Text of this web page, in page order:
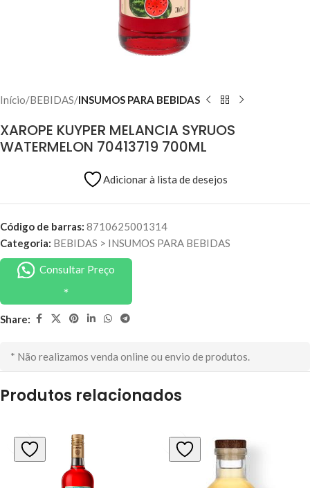
Início BEBIDAS INSUMOS PARA BEBIDAS
XAROPE KUYPER MELANCIA SYRUOS
WATERMELON 70413719 700ML
Adicionar à lista de desejos
Código de barras: 8710625001314
Categoria: BEBIDAS > INSUMOS PARA BEBIDAS
Consultar Preço
Share:
* Não realizamos venda online ou envio de produtos.
Produtos relacionados